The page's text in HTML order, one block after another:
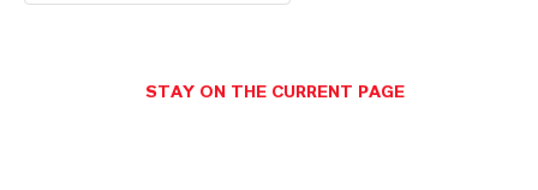
WORIN UNTERSCHEIDEN SICH
STAY ON THE CURRENT PAGE